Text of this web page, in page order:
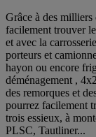
Grâce à des
facilement trouver
et avec la
porteurs et
hayon ou encore
déménagement ,
des remorques et
pourrez facilement
trois essieux, à
PLSC, Tautliner...